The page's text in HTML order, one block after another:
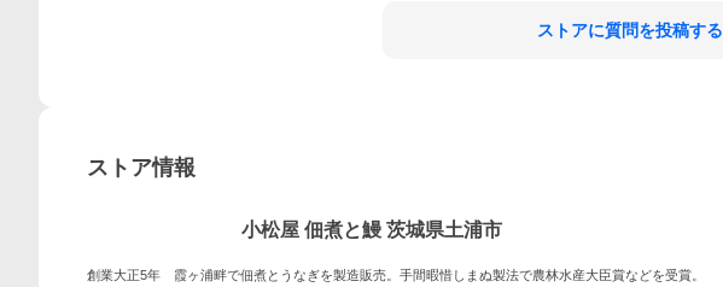
ストアに質問を投稿する
ストア情報
小松屋 佃煮と鰻 茨城県土浦市
創業大正5年 霞ヶ浦畔で佃煮とうなぎを製造販売。手間暇惜しまぬ製法で農林水産大臣賞などを受賞。